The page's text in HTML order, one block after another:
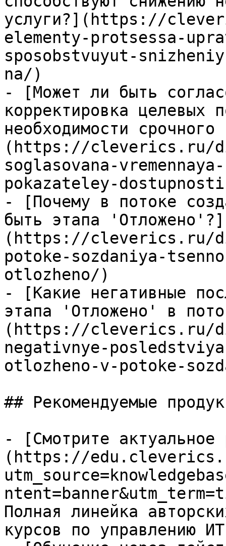
услуги?](https://
elementy-protsessa-
sposobstvuyut-
na/)
- [Может ли быть
корректировка целевых
необходимости
(https://cleverics.ru/
soglasovana-
pokazateley-
- [Почему в потоке
быть этапа 'Отложено'?]
(https://cleverics.ru/
potoke-sozdaniya-
otlozheno/)
- [Какие негативные
этапа 'Отложено' в
(https://cleverics.ru/
negativnye-
otlozheno-v-potoke-
## Рекомендуемые
- [Смотрите актуальное
(https://
Полная линейка
курсов по управлению ИТ